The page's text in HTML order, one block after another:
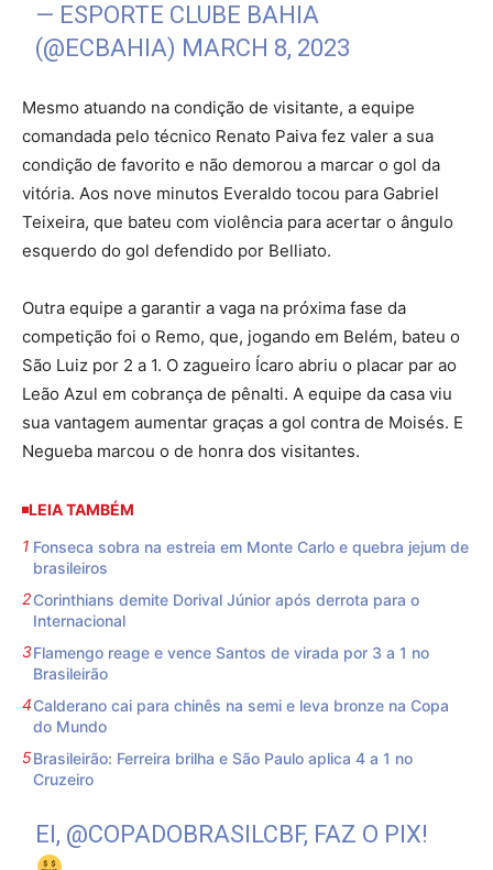
— ESPORTE CLUBE BAHIA
(@ECBAHIA) MARCH 8, 2023
Mesmo atuando na condição de visitante, a equipe
comandada pelo técnico Renato Paiva fez valer a sua
condição de favorito e não demorou a marcar o gol da
vitória. Aos nove minutos Everaldo tocou para Gabriel
Teixeira, que bateu com violência para acertar o ângulo
esquerdo do gol defendido por Belliato.
Outra equipe a garantir a vaga na próxima fase da
competição foi o Remo, que, jogando em Belém, bateu o
São Luiz por 2 a 1. O zagueiro Ícaro abriu o placar par ao
Leão Azul em cobrança de pênalti. A equipe da casa viu
sua vantagem aumentar graças a gol contra de Moisés. E
Negueba marcou o de honra dos visitantes.
LEIA TAMBÉM
Fonseca sobra na estreia em Monte Carlo e quebra jejum de
brasileiros
Corinthians demite Dorival Júnior após derrota para o
Internacional
Flamengo reage e vence Santos de virada por 3 a 1 no
Brasileirão
Calderano cai para chinês na semi e leva bronze na Copa
do Mundo
Brasileirão: Ferreira brilha e São Paulo aplica 4 a 1 no
Cruzeiro
EI, @COPADOBRASILCBF, FAZ O PIX!